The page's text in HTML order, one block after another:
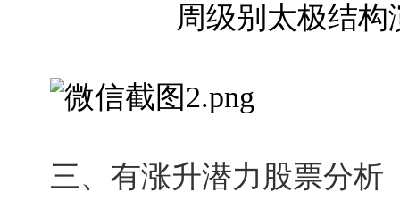
周级别太极结构
三、有涨升潜力股票分析